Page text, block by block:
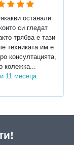
останали
си гледат
трябва е тази
техниката им е
консултацията,
колежка...
11 месеца